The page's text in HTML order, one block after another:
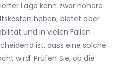
Lage kann zwar höhere
haben, bietet aber
und in vielen Fällen
ist, dass eine solche
wird. Prüfen Sie, ob die